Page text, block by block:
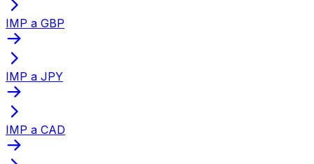
IMP a GBP
IMP a JPY
IMP a CAD